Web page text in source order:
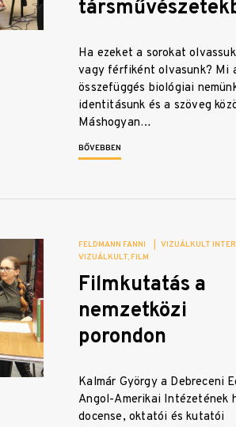
Ha ezeket a sorokat
vagy férfiként olvasunk? Mi
összefüggés biológiai
identitásunk és a szöveg
Máshogyan…
BŐVEBBEN
FELDMANN FANNI
VIZUÁLKULT
VIZUÁLKULT FILM
Filmkutatás a
nemzetközi
porondon
Kalmár György a Debreceni
Angol-Amerikai Intézetének
docense, oktatói és kutatói